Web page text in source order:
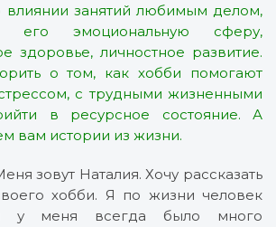
влиянии занятий любимым делом,
его эмоциональную сферу,
здоровье, личностное развитие.
о том, как хобби помогают
с трудными жизненными
в ресурсное состояние. А
вам истории из жизни.
зовут Наталия. Хочу рассказать
хобби. Я по жизни человек
у меня всегда было много